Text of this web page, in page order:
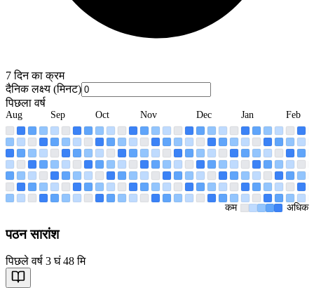
7 दिन का क्रम
दैनिक लक्ष्य (मिनट)
पिछला वर्ष
Aug Sep Oct Nov Dec Jan Feb
कम अधिक
पठन सारांश
पिछले वर्ष 3 घं 48 मि